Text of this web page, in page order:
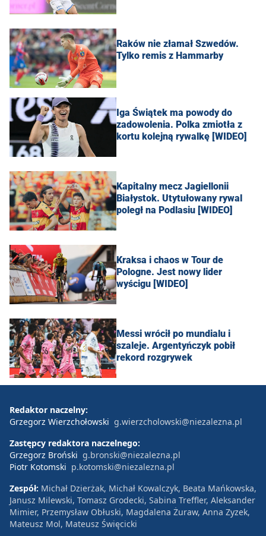
Raków nie złamał Szwedów.
Tylko remis z Hammarby
Iga Świątek ma powody do
zadowolenia. Polka zmiotła z
kortu kolejną rywalkę [WIDEO]
Kapitalny mecz Jagiellonii
Białystok. Utytułowany rywal
poległ na Podlasiu [WIDEO]
Kraksa i chaos w Tour de
Pologne. Jest nowy lider
wyścigu [WIDEO]
Messi wrócił po mundialu i
szaleje. Argentyńczyk pobił
rekord rozgrywek
Redaktor naczelny:
Grzegorz Wierzchołowski g.wierzcholowski@niezalezna.pl
Zastępcy redaktora naczelnego:
Grzegorz Broński g.bronski@niezalezna.pl
Piotr Kotomski p.kotomski@niezalezna.pl
Zespół: Michał Dzierżak, Michał Kowalczyk, Beata Mańkowska,
Janusz Milewski, Tomasz Grodecki, Sabina Treffler, Aleksander
Mimier, Przemysław Obłuski, Magdalena Żuraw, Anna Zyzek,
Mateusz Mol, Mateusz Święcicki